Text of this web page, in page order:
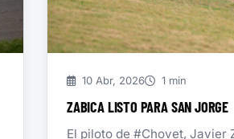
10 Abr, 2026 1 min
ZABICA LISTO PARA SAN JORGE
El piloto de #Chovet, Javier